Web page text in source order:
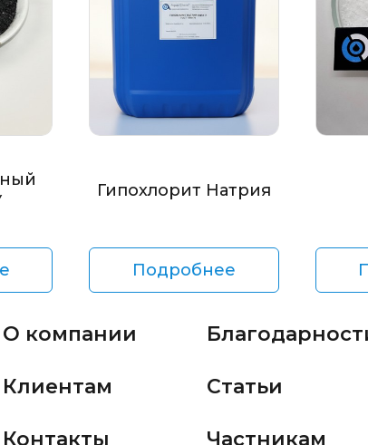
Гипохлорит Натрия
Подробнее
О компании
Клиентам
Контакты
Статьи
Частникам